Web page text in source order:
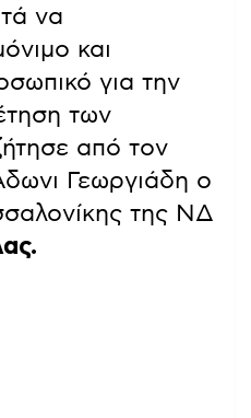
να
και
για την
των
από τον
Γεωργιάδη ο
της ΝΔ